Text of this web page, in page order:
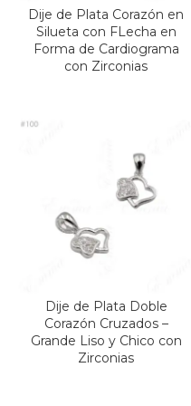
Dije de Plata Corazón en
Silueta con FLecha en
Forma de Cardiograma
con Zirconias
Dije de Plata Doble
Corazón Cruzados –
Grande Liso y Chico con
Zirconias